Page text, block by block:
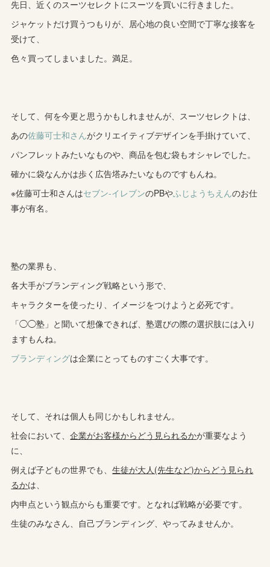
先日、近くのスーツセレクトにスーツを買いに行きました。
ジャケットだけ買うつもりが、居心地の良い空間で丁寧な接客を
受けて、
色々買ってしまいました。満足。
そして、何を今更と思うかもしれませんが、スーツセレクトは、
あの佐藤可士和さんがクリエイティブデザインを手掛けていて、
パンフレットみたいなものや、商品を包む袋もオシャレでした。
確かに袋なんかは歩く広告塔みたいなものですもんね。
※佐藤可士和さんはセブン-イレブンのPBやふじようちえんのお仕
事が有名。
塾の業界も、
各大手がブランディング戦略という形で、
キャラクターを使ったり、イメージをつけようと必死です。
「◯◯塾」と聞いて想像できれば、塾選びの際の選択肢には入り
ますもんね。
ブランディングは企業にとってものすごく大事です。
そして、それは個人も同じかもしれません。
社会において、企業がお客様からどう見られるかが重要なよう
に、
例えば子どもの世界でも、生徒が大人(先生など)からどう見られ
るかは、
内申点という観点からも重要です。となれば戦略が必要です。
生徒のみなさん、自己ブランディング、やってみませんか。